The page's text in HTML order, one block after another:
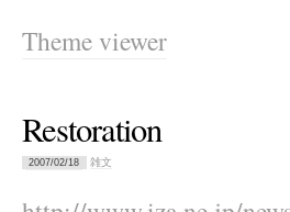
Theme viewer
Restoration
2007/02/18 雑文